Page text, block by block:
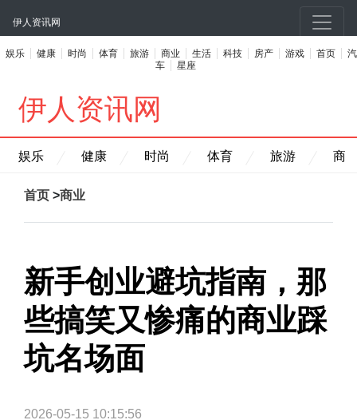
伊人资讯网
娱乐 健康 时尚 体育 旅游 商业 生活 科技 房产 游戏 首页
汽
车
星座
伊人资讯网
娱乐 健康 时尚 体育 旅游 商
首页 >商业
新手创业避坑指南，那
些搞笑又惨痛的商业踩
坑名场面
2026-05-15 10:15:56